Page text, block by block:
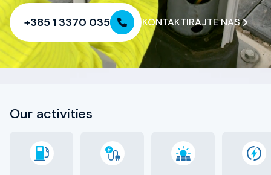
+385 1 3370 035 KONTAKTIRAJTE NAS
Our activities